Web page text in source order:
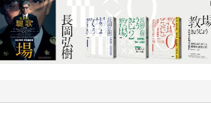
於仙醍國王隊最屈辱的一夜，就此背負起拯救日本史上
不平凡的氣息，如同王者般存在，但這種存在究竟是上
人稱交錯的書寫方式，俯瞰式地敘述「你」—山田王求
作品。 《A KING—某王者》的責任編輯轉述伊土反對此
的故事寫出來，我會很不甘心呀。」伊土反並表示這次